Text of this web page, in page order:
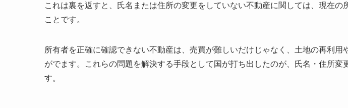
これは裏を返すと、氏名または住所の変更をしていない不動産に関しては、現在の
ことです。
所有者を正確に確認できない不動産は、売買が難しいだけじゃなく、土地の再利用
がでます。これらの問題を解決する手段として国が打ち出したのが、氏名・住所変
す。